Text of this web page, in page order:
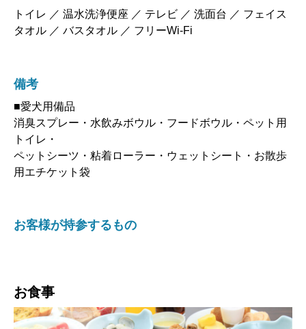
トイレ ／ 温水洗浄便座 ／ テレビ ／ 洗面台 ／ フェイス
タオル ／ バスタオル ／ フリーWi-Fi
備考
■愛犬用備品
消臭スプレー・水飲みボウル・フードボウル・ペット用
トイレ・
ペットシーツ・粘着ローラー・ウェットシート・お散歩
用エチケット袋
お客様が持参するもの
お食事